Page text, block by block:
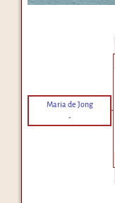
Maria de Jong
-